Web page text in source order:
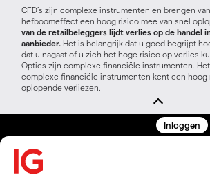
CFD’s zijn complexe instrumenten en brengen
hefboomeffect een hoog risico mee van snel
van de retailbeleggers lijdt verlies op de handel
aanbieder. Het is belangrijk dat u goed begrijpt
dat u nagaat of u zich het hoge risico op verlies
Opties zijn complexe financiële instrumenten.
complexe financiële instrumenten kent een hoog
oplopende verliezen.
Inloggen